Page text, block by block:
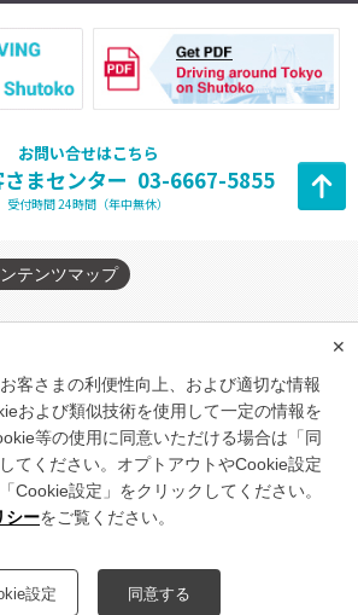
お問い合せはこちら
まセンター 03-6667-5855
受付時間 24時間（年中無休）
テンツマップ
Shutoko
て
情報セキュリティポリシー
客さまの利便性向上、および適切な情報
および類似技術を使用して一定の情報を
等の使用に同意いただける場合は「同
てください。オプトアウトやCookie設定
Cookie設定」をクリックしてください。
シーをご覧ください。
設定 同意する
✕